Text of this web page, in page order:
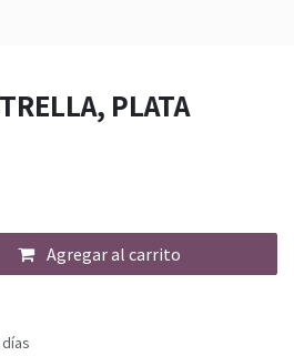
PLATA
Agregar al carrito